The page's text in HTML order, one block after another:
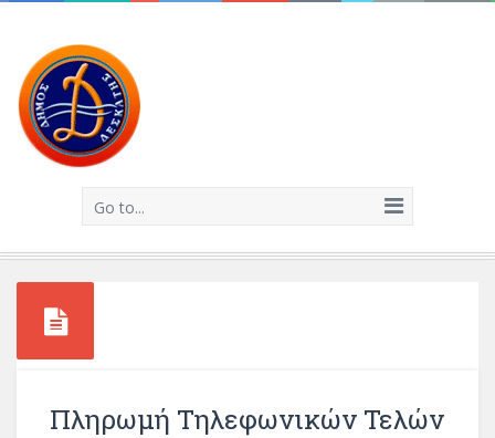
Go to...
Πληρωμή Τηλεφωνικών Τελών